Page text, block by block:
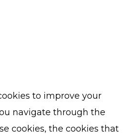
to improve your
navigate through the
cookies, the cookies that